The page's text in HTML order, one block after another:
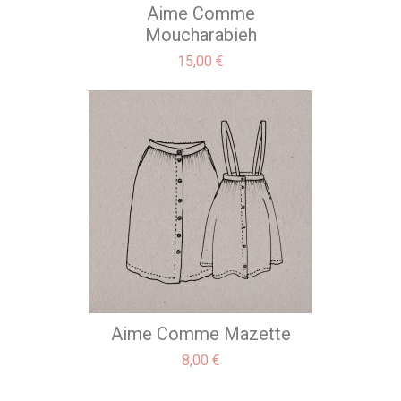
Aime Comme
Moucharabieh
Precio
15,00 €
Aime Comme Mazette
Precio
8,00 €